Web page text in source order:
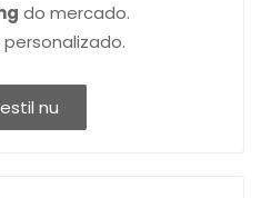
do mercado.
nu